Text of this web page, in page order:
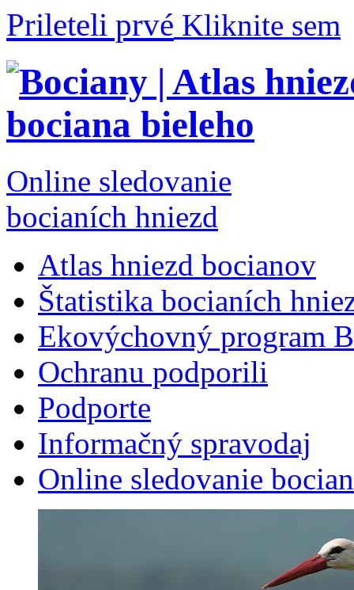
Prileteli prvé Kliknite sem
Online sledovanie
bocianích hniezd
Atlas hniezd bocianov
Štatistika bocianích
Ekovýchovný program
Ochranu podporili
Podporte
Informačný spravodaj
Online sledovanie